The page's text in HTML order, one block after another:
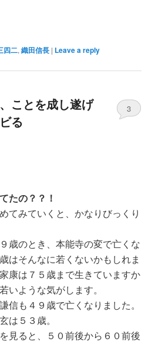
四二, 織田信長 | Leave a reply
ことを成し遂げ
る
3
たの？？！
てみていくと、かなりびっくり
歳のとき、本能寺の変で亡くな
はそんなに若くないかもしれま
康は７５歳まで生きていますか
いような気がします。
信も４９歳で亡くなりました。
は５３歳。
見ると、５０前後から６０前後